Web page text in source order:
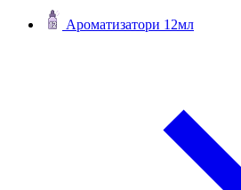
Ароматизатори 12мл